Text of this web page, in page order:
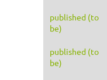
published (to
be)
published (to
be)